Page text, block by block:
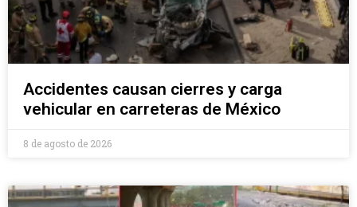
Accidentes causan cierres y carga
vehicular en carreteras de México
8 de agosto de 2026